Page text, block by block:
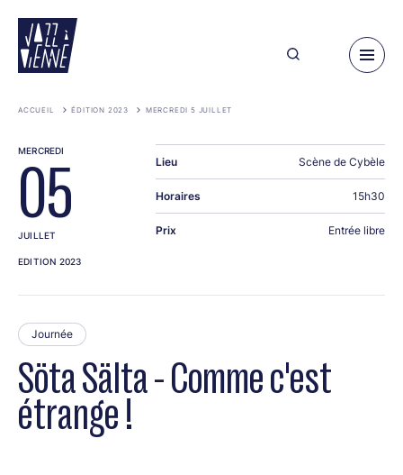
contenu
principal
ACCUEIL ÉDITION 2023 MERCREDI 5 JUILLET
Söta Sälta - Comme c'est
étrange !
Journée
MERCREDI
05
JUILLET
EDITION 2023
Lieu Scène de Cybèle
Horaires 15h30
Prix Entrée libre